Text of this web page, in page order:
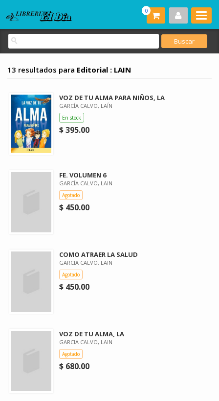
0
13 resultados para Editorial : LAIN
VOZ DE TU ALMA PARA NIÑOS, LA
GARCÍA CALVO, LAÍN
En stock
$ 395.00
FE. VOLUMEN 6
GARCÍA CALVO, LAIN
Agotado
$ 450.00
COMO ATRAER LA SALUD
GARCIA CALVO, LAIN
Agotado
$ 450.00
VOZ DE TU ALMA, LA
GARCIA CALVO, LAIN
Agotado
$ 680.00